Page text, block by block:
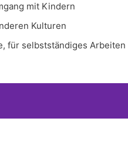
mit Kindern
Kulturen
für selbstständiges Arbeiten